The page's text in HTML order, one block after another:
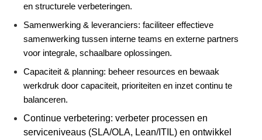
en structurele verbeteringen.
Samenwerking & leveranciers: faciliteer effectieve
samenwerking tussen interne teams en externe partners
voor integrale, schaalbare oplossingen.
Capaciteit & planning: beheer resources en bewaak
werkdruk door capaciteit, prioriteiten en inzet continu te
balanceren.
Continue verbetering: verbeter processen en
serviceniveaus (SLA/OLA, Lean/ITIL) en ontwikkel